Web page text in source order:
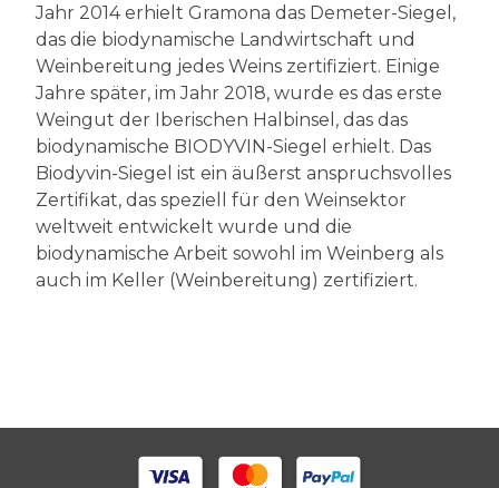
Jahr 2014 erhielt Gramona das Demeter-Siegel,
das die biodynamische Landwirtschaft und
Weinbereitung jedes Weins zertifiziert. Einige
Jahre später, im Jahr 2018, wurde es das erste
Weingut der Iberischen Halbinsel, das das
biodynamische BIODYVIN-Siegel erhielt. Das
Biodyvin-Siegel ist ein äußerst anspruchsvolles
Zertifikat, das speziell für den Weinsektor
weltweit entwickelt wurde und die
biodynamische Arbeit sowohl im Weinberg als
auch im Keller (Weinbereitung) zertifiziert.